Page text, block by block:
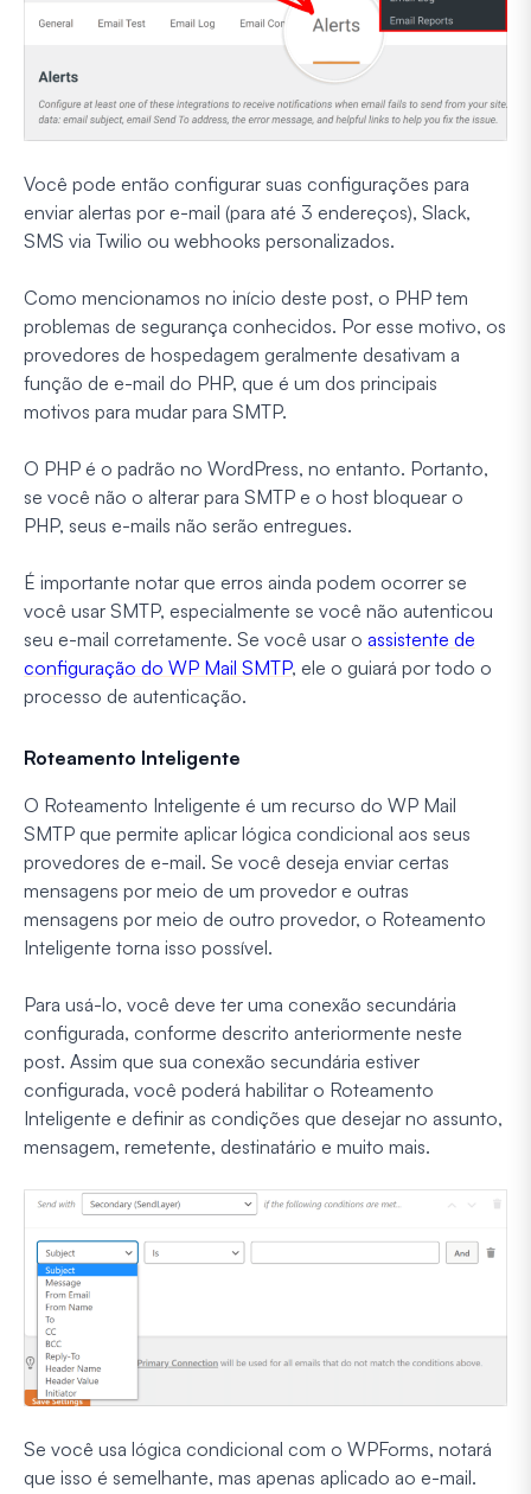
Você pode então configurar suas configurações para
enviar alertas por e-mail (para até 3 endereços), Slack,
SMS via Twilio ou webhooks personalizados.
Como mencionamos no início deste post, o PHP tem
problemas de segurança conhecidos. Por esse motivo, os
provedores de hospedagem geralmente desativam a
função de e-mail do PHP, que é um dos principais
motivos para mudar para SMTP.
O PHP é o padrão no WordPress, no entanto. Portanto,
se você não o alterar para SMTP e o host bloquear o
PHP, seus e-mails não serão entregues.
É importante notar que erros ainda podem ocorrer se
você usar SMTP, especialmente se você não autenticou
seu e-mail corretamente. Se você usar o assistente de
configuração do WP Mail SMTP, ele o guiará por todo o
processo de autenticação.
Roteamento Inteligente
O Roteamento Inteligente é um recurso do WP Mail
SMTP que permite aplicar lógica condicional aos seus
provedores de e-mail. Se você deseja enviar certas
mensagens por meio de um provedor e outras
mensagens por meio de outro provedor, o Roteamento
Inteligente torna isso possível.
Para usá-lo, você deve ter uma conexão secundária
configurada, conforme descrito anteriormente neste
post. Assim que sua conexão secundária estiver
configurada, você poderá habilitar o Roteamento
Inteligente e definir as condições que desejar no assunto,
mensagem, remetente, destinatário e muito mais.
Se você usa lógica condicional com o WPForms, notará
que isso é semelhante, mas apenas aplicado ao e-mail.